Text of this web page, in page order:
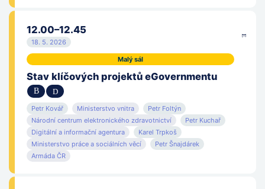
12.00–12.45
18. 5. 2026
Malý sál
Stav klíčových projektů eGovernmentu
Petr Kovář Ministerstvo vnitra
Petr Foltýn
Národní centrum elektronického zdravotnictví
Petr Kuchař
Digitální a informační agentura
Karel Trpkoš
Ministerstvo práce a sociálních věcí
Petr Šnajdárek
Armáda ČR